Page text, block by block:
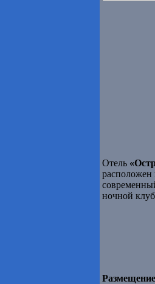
Отель
расположен
ночной